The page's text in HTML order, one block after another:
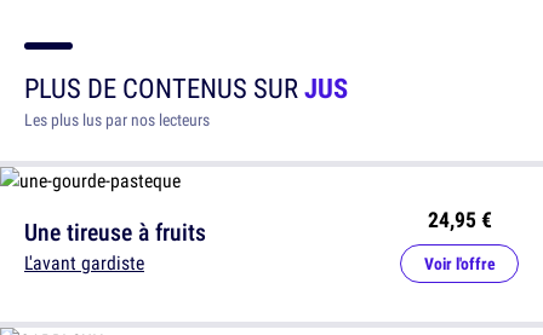
PLUS DE CONTENUS SURJUS
Les plus lus par nos lecteurs
Une tireuse à fruits
L'avant gardiste
24,95 €
Voir l'offre